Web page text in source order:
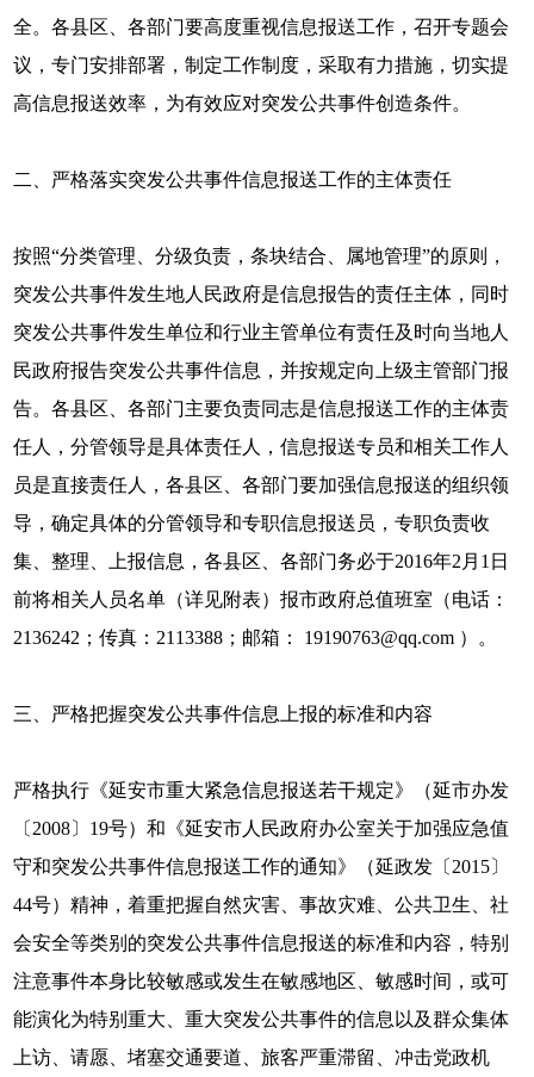
全。各县区、各部门要高度重视信息报送工作，召开专题会
议，专门安排部署，制定工作制度，采取有力措施，切实提
高信息报送效率，为有效应对突发公共事件创造条件。
二、严格落实突发公共事件信息报送工作的主体责任
按照“分类管理、分级负责，条块结合、属地管理”的原则，
突发公共事件发生地人民政府是信息报告的责任主体，同时
突发公共事件发生单位和行业主管单位有责任及时向当地人
民政府报告突发公共事件信息，并按规定向上级主管部门报
告。各县区、各部门主要负责同志是信息报送工作的主体责
任人，分管领导是具体责任人，信息报送专员和相关工作人
员是直接责任人，各县区、各部门要加强信息报送的组织领
导，确定具体的分管领导和专职信息报送员，专职负责收
集、整理、上报信息，各县区、各部门务必于2016年2月1日
前将相关人员名单（详见附表）报市政府总值班室（电话：
2136242；传真：2113388；邮箱： 19190763@qq.com ）。
三、严格把握突发公共事件信息上报的标准和内容
严格执行《延安市重大紧急信息报送若干规定》（延市办发
〔2008〕19号）和《延安市人民政府办公室关于加强应急值
守和突发公共事件信息报送工作的通知》（延政发〔2015〕
44号）精神，着重把握自然灾害、事故灾难、公共卫生、社
会安全等类别的突发公共事件信息报送的标准和内容，特别
注意事件本身比较敏感或发生在敏感地区、敏感时间，或可
能演化为特别重大、重大突发公共事件的信息以及群众集体
上访、请愿、堵塞交通要道、旅客严重滞留、冲击党政机